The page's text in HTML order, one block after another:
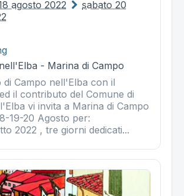
agosto 2022
sabato 20
- Marina di Campo
di Campo nell'Elba con il
il contributo del Comune di
vi invita a Marina di Campo
19-20 Agosto per:
2022 , tre giorni dedicati...